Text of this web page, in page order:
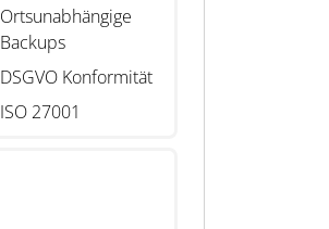
Ortsunabhängige
Backups
DSGVO Konformität
ISO 27001